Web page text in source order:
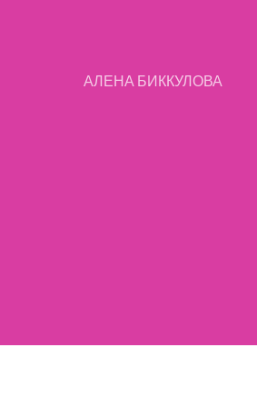
АЛЕНА БИККУЛОВА